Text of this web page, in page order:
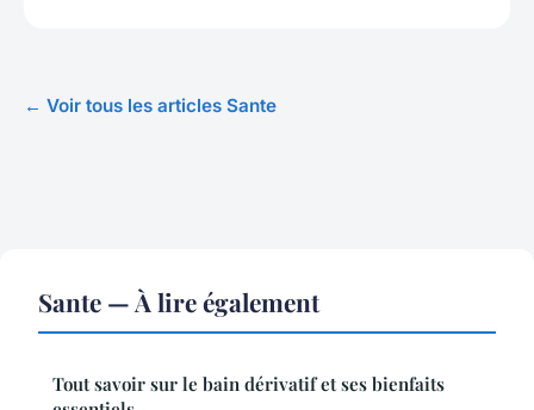
← Voir tous les articles Sante
Sante — À lire également
Tout savoir sur le bain dérivatif et ses bienfaits